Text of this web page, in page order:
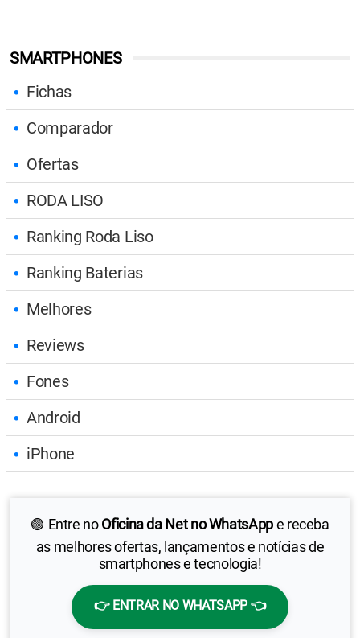
SMARTPHONES
Fichas
Comparador
Ofertas
RODA LISO
Ranking Roda Liso
Ranking Baterias
Melhores
Reviews
Fones
Android
iPhone
🟢 Entre noOficina da Net no WhatsAppe receba
as melhores ofertas, lançamentos e notícias de
smartphones e tecnologia!
👉 ENTRAR NO WHATSAPP 👈